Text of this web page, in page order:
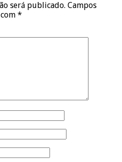
será publicado. Campos
*